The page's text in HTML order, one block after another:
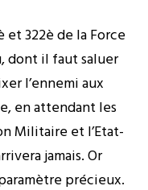
et 322è de la Force
dont il faut saluer
l’ennemi aux
en attendant les
Militaire et l’Etat-
jamais. Or
précieux.